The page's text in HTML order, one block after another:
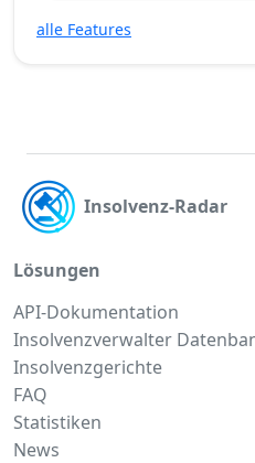
alle Features
Insolvenz-Radar
Lösungen
API-Dokumentation
Insolvenzverwalter
Insolvenzgerichte
FAQ
Statistiken
News